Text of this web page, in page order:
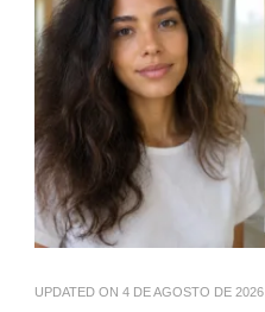
UPDATED ON 4 DE AGOSTO DE 2026